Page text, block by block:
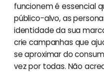
funcionem é essencial
público-alvo, as
identidade da sua
crie campanhas que
se aproximar do
vez por todas. Não